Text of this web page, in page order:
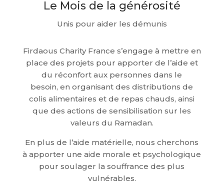
Le Mois de la générosité
Unis pour aider les démunis
Firdaous Charity France s’engage à mettre en
place des projets pour apporter de l’aide et
du réconfort aux personnes dans le
besoin,en organisant des distributions de
colis alimentaires et de repas chauds, ainsi
que des actions de sensibilisation sur les
valeurs du Ramadan.
En plus de l’aide matérielle, nous cherchons
à apporter une aide morale et psychologique
pour soulager la souffrance des plus
vulnérables.